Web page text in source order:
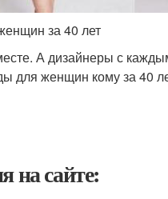
за 40 лет
А дизайнеры с
для женщин кому за 40
на сайте: